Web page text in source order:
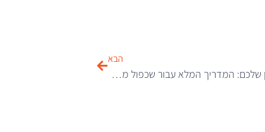
הבא
מפתח לביטחון שלכם: המדריך המלא עבור שכפול מפתחות לרכב ושירותי שכפול מפתחות בחיפה